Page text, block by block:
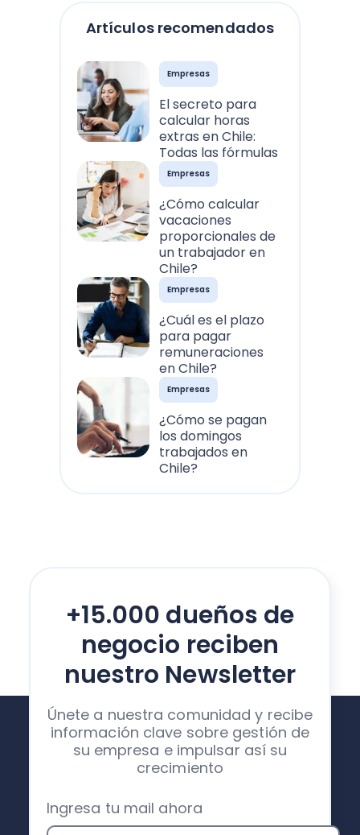
Artículos recomendados
Empresas
El secreto para
calcular horas
extras en Chile:
Todas las fórmulas
Empresas
¿Cómo calcular
vacaciones
proporcionales de
un trabajador en
Chile?
Empresas
¿Cuál es el plazo
para pagar
remuneraciones
en Chile?
Empresas
¿Cómo se pagan
los domingos
trabajados en
Chile?
+15.000 dueños de
negocio reciben
nuestro Newsletter
Únete a nuestra comunidad y recibe
información clave sobre gestión de
su empresa e impulsar así su
crecimiento
Ingresa tu mail ahora